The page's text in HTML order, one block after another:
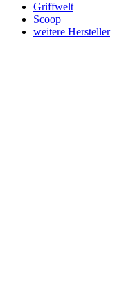
Griffwelt
Scoop
weitere Hersteller